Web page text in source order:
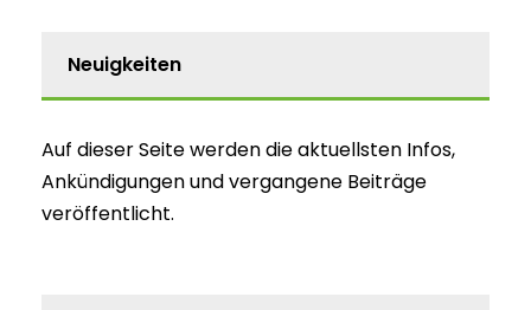
Neuigkeiten
Auf dieser Seite werden die aktuellsten Infos,
Ankündigungen und vergangene Beiträge
veröffentlicht.